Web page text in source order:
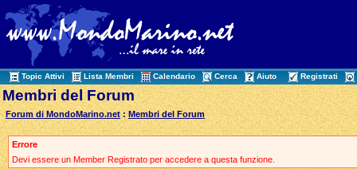
Topic Attivi Lista Membri Calendario Cerca Aiuto Registrati
Membri del Forum
Forum di MondoMarino.net :Membri del Forum
Errore
Devi essere un Member Registrato per accedere a questa funzione.